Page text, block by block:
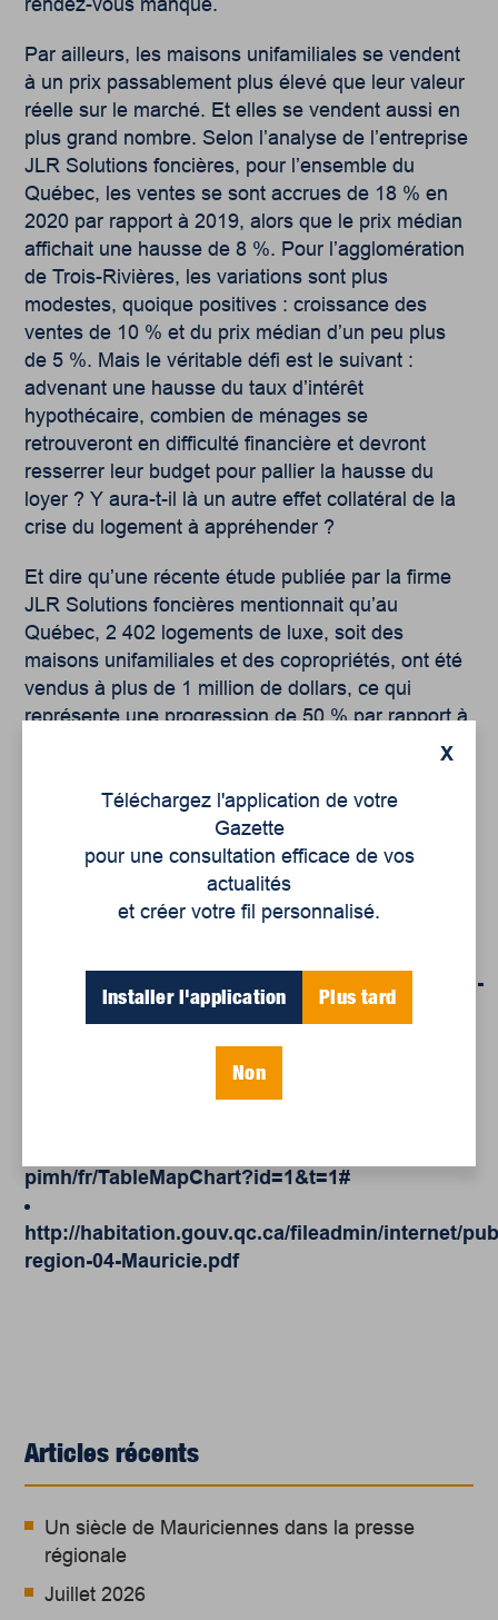
Par ailleurs, les maisons unifamiliales se vendent
à un prix passablement plus élevé que leur valeur
réelle sur le marché. Et elles se vendent aussi en
plus grand nombre. Selon l’analyse de l’entreprise
JLR Solutions foncières, pour l’ensemble du
Québec, les ventes se sont accrues de 18 % en
2020 par rapport à 2019, alors que le prix médian
affichait une hausse de 8 %. Pour l’agglomération
de Trois-Rivières, les variations sont plus
modestes, quoique positives : croissance des
ventes de 10 % et du prix médian d’un peu plus
de 5 %. Mais le véritable défi est le suivant :
advenant une hausse du taux d’intérêt
hypothécaire, combien de ménages se
retrouveront en difficulté financière et devront
resserrer leur budget pour pallier la hausse du
loyer ? Y aura-t-il là un autre effet collatéral de la
crise du logement à appréhender ?
Et dire qu’une récente étude publiée par la firme
JLR Solutions foncières mentionnait qu’au
Québec, 2 402 logements de luxe, soit des
maisons unifamiliales et des copropriétés, ont été
vendus à plus de 1 million de dollars, ce qui
représente une progression de 50 % par rapport à
2019. On pourrait en déduire que la pandémie a
à cette clientèle pour qu’elle puisse se procurer
une résidence principale ou secondaire plus
chère…
https://statistique.quebec.ca/fr/fichier/migration-
interregionale-quebec-2019-2020-annee-
pimh/fr/TableMapChart?id=1&t=1#
http://habitation.gouv.qc.ca/fileadmin/internet/
region-04-Mauricie.pdf
Articles récents
Un siècle de Mauriciennes dans la presse
régionale
Juillet 2026
X
Téléchargez l'application de votre
Gazette
pour une consultation efficace de vos
actualités
et créer votre fil personnalisé.
Installer l'application Plus tard
Non